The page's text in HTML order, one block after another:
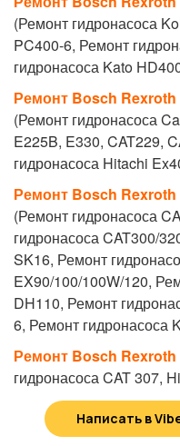
Написать в
(Ремонт гидронасоса
PC400-6, Ремонт
гидронасоса Kato
Ремонт Bosch Rexroth
(Ремонт гидронасоса
E225B, E330, CAT229,
гидронасоса Hitachi
Ремонт Bosch Rexroth
(Ремонт гидронасоса
гидронасосаCAT300/
SK16, Ремонт
EX90/100/100W/120,
DH110, Ремонт
6, Ремонт гидронасоса
Ремонт Bosch Rexroth
гидронасосаCAT 307,
Ремонт Bosch Rexroth
Ремонт гидронасоса